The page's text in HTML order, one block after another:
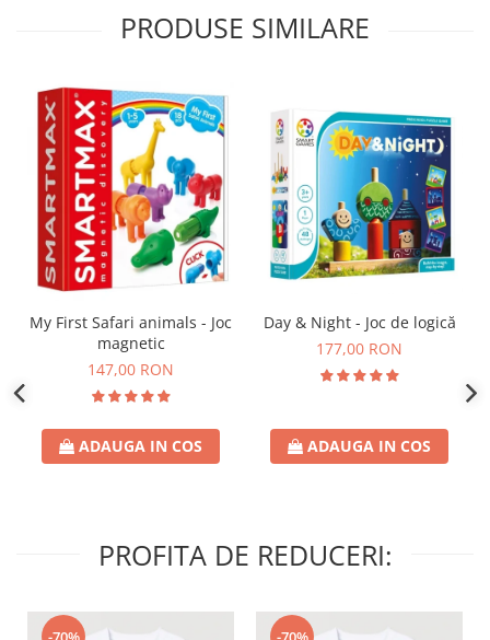
PRODUSE SIMILARE
My First Safari animals - Joc
magnetic
147,00 RON
ADAUGA IN COS
Day & Night - Joc de logică
177,00 RON
ADAUGA IN COS
PROFITA DE REDUCERI: